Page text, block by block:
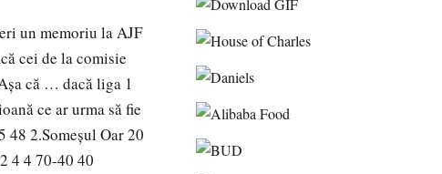
un memoriu la AJF
cei de la comisie
că … dacă liga 1
ce ar urma să fie
48 2.Someşul Oar 20
4 4 70-40 40